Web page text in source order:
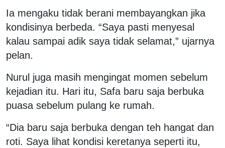
Ia mengaku tidak berani membayangkan jika
kondisinya berbeda. “Saya pasti menyesal
kalau sampai adik saya tidak selamat,” ujarnya
pelan.
Nurul juga masih mengingat momen sebelum
kejadian itu. Hari itu, Safa baru saja berbuka
puasa sebelum pulang ke rumah.
“Dia baru saja berbuka dengan teh hangat dan
roti. Saya lihat kondisi keretanya seperti itu,